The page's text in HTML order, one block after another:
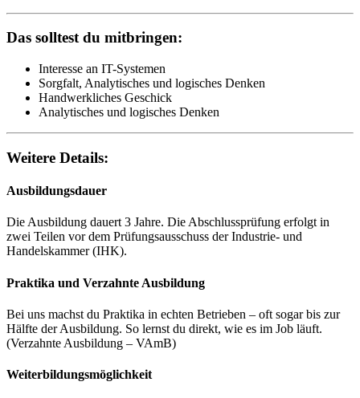
Das solltest du mitbringen:
Interesse an IT-Systemen
Sorgfalt, Analytisches und logisches Denken
Handwerkliches Geschick
Analytisches und logisches Denken
Weitere Details:
Ausbildungsdauer
Die Ausbildung dauert 3 Jahre. Die Abschlussprüfung erfolgt in
zwei Teilen vor dem Prüfungsausschuss der Industrie- und
Handelskammer (IHK).
Praktika und Verzahnte Ausbildung
Bei uns machst du Praktika in echten Betrieben – oft sogar bis zur
Hälfte der Ausbildung. So lernst du direkt, wie es im Job läuft.
(Verzahnte Ausbildung – VAmB)
Weiterbildungsmöglichkeit